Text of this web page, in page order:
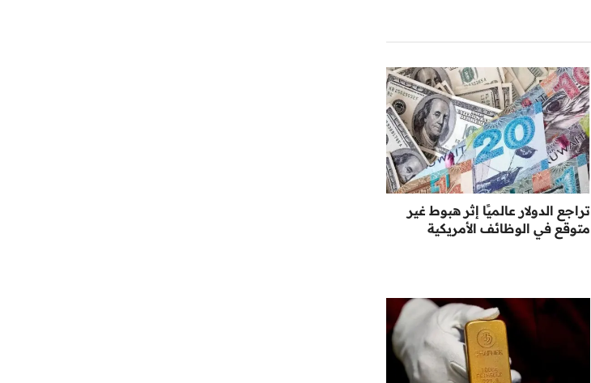
تراجع الدولار عالميًا إثر هبوط غير
متوقع في الوظائف الأمريكية